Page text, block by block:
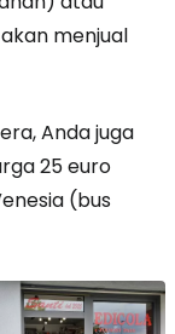
menjual
Anda juga
25 euro
(bus